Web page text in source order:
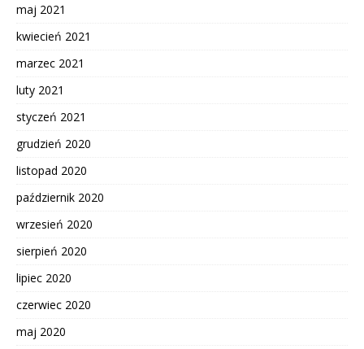
maj 2021
kwiecień 2021
marzec 2021
luty 2021
styczeń 2021
grudzień 2020
listopad 2020
październik 2020
wrzesień 2020
sierpień 2020
lipiec 2020
czerwiec 2020
maj 2020